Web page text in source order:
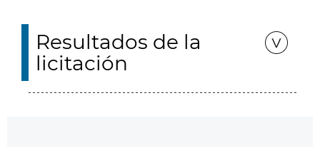
Resultados de la
licitación